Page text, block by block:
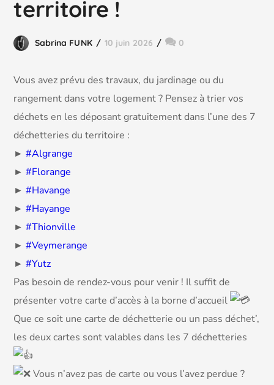
territoire !
Sabrina FUNK 10 juin 2026 0
Vous avez prévu des travaux, du jardinage ou du
rangement dans votre logement ? Pensez à trier vos
déchets en les déposant gratuitement dans l’une des 7
déchetteries du territoire :
►#Algrange
►#Florange
►#Havange
►#Hayange
►#Thionville
►#Veymerange
►#Yutz
Pas besoin de rendez-vous pour venir ! Il suffit de
présenter votre carte d’accès à la borne d’accueil
Que ce soit une carte de déchetterie ou un pass déchet’,
les deux cartes sont valables dans les 7 déchetteries
Vous n’avez pas de carte ou vous l’avez perdue ?